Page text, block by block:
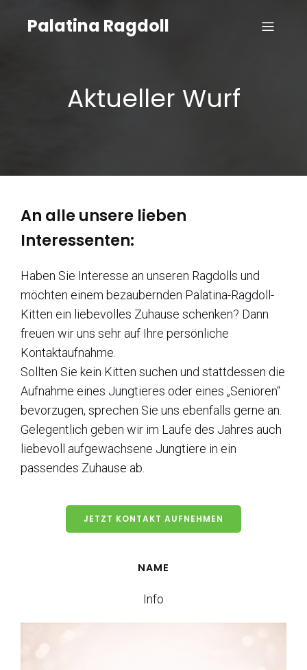
Palatina Ragdoll
Aktueller Wurf
An alle unsere lieben
Interessenten:
Haben Sie Interesse an unseren Ragdolls und
möchten einem bezaubernden Palatina-Ragdoll-
Kitten ein liebevolles Zuhause schenken? Dann
freuen wir uns sehr auf Ihre persönliche
Kontaktaufnahme.
Sollten Sie kein Kitten suchen und stattdessen die
Aufnahme eines Jungtieres oder eines „Senioren“
bevorzugen, sprechen Sie uns ebenfalls gerne an.
Gelegentlich geben wir im Laufe des Jahres auch
liebevoll aufgewachsene Jungtiere in ein
passendes Zuhause ab.
JETZT KONTAKT AUFNEHMEN
NAME
Info